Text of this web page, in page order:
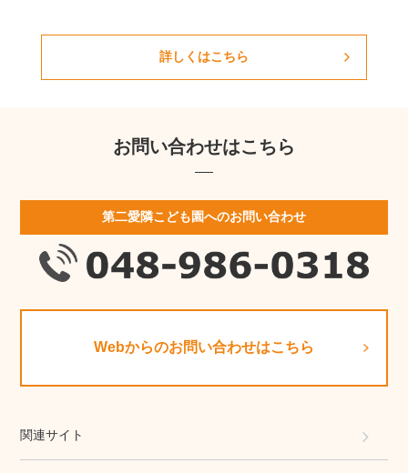
詳しくはこちら
お問い合わせはこちら
第二愛隣こども園へのお問い合わせ
Webからのお問い合わせはこちら
関連サイト